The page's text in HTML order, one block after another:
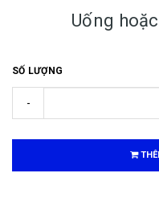
Uống
SỐ LƯỢNG
-